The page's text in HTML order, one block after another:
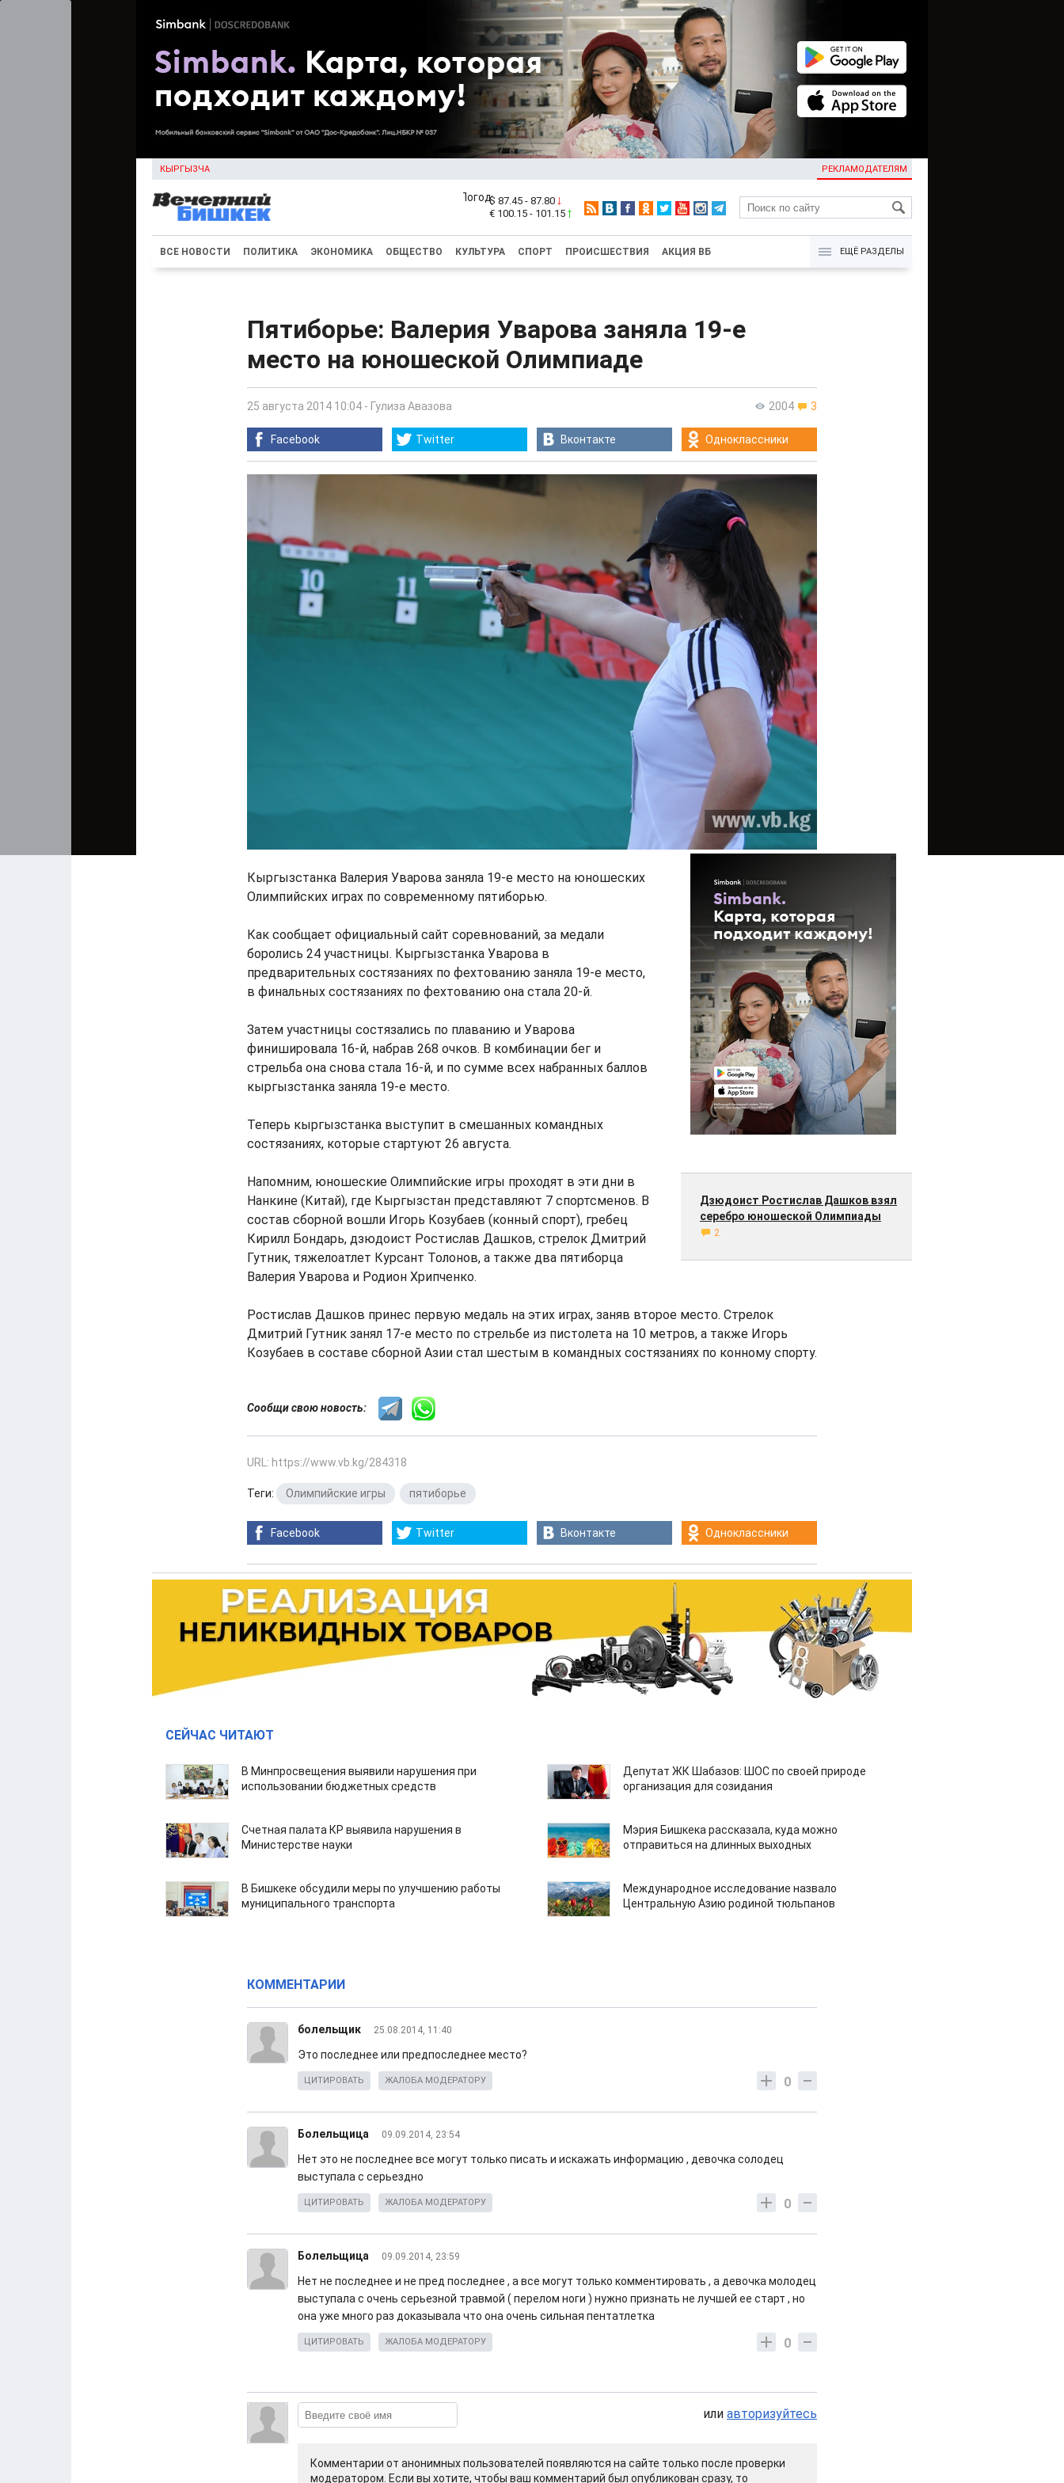
КЫРГЫЗЧА РЕКЛАМОДАТЕЛЯМ
KG
$ 87.45 - 87.80
€ 100.15 - 101.15
ВСЕ НОВОСТИ ПОЛИТИКА ЭКОНОМИКА ОБЩЕСТВО КУЛЬТУРА СПОРТ ПРОИСШЕСТВИЯ АКЦИЯ ВБ ЕЩЁ РАЗДЕЛЫ
Пятиборье: Валерия Уварова заняла 19-е
место на юношеской Олимпиаде
2004 3
25 августа 2014 10:04 - Гулиза Авазова
Facebook Twitter Вконтакте Одноклассники
Кыргызстанка Валерия Уварова заняла 19-е место на юношеских
Олимпийских играх по современному пятиборью.
Как сообщает официальный сайт соревнований, за медали
боролись 24 участницы. Кыргызстанка Уварова в
предварительных состязаниях по фехтованию заняла 19-е место,
в финальных состязаниях по фехтованию она стала 20-й.
Затем участницы состязались по плаванию и Уварова
финишировала 16-й, набрав 268 очков. В комбинации бег и
стрельба она снова стала 16-й, и по сумме всех набранных баллов
кыргызстанка заняла 19-е место.
Теперь кыргызстанка выступит в смешанных командных
состязаниях, которые стартуют 26 августа.
Дзюдоист Ростислав Дашков взял
серебро юношеской Олимпиады
2
Напомним, юношеские Олимпийские игры проходят в эти дни в
Нанкине (Китай), где Кыргызстан представляют 7 спортсменов. В
состав сборной вошли Игорь Козубаев (конный спорт), гребец
Кирилл Бондарь, дзюдоист Ростислав Дашков, стрелок Дмитрий
Гутник, тяжелоатлет Курсант Толонов, а также два пятиборца
Валерия Уварова и Родион Хрипченко.
Ростислав Дашков принес первую медаль на этих играх, заняв второе место. Стрелок
Дмитрий Гутник занял 17-е место по стрельбе из пистолета на 10 метров, а также Игорь
Козубаев в составе сборной Азии стал шестым в командных состязаниях по конному спорту.
Сообщи свою новость:
URL: https://www.vb.kg/284318
Теги: Олимпийские игры пятиборье
Facebook Twitter Вконтакте Одноклассники
СЕЙЧАС ЧИТАЮТ
В Минпросвещения выявили нарушения при
использовании бюджетных средств
Депутат ЖК Шабазов: ШОС по своей природе
организация для созидания
Счетная палата КР выявила нарушения в
Министерстве науки
Мэрия Бишкека рассказала, куда можно
отправиться на длинных выходных
В Бишкеке обсудили меры по улучшению работы
муниципального транспорта
Международное исследование назвало
Центральную Азию родиной тюльпанов
КОММЕНТАРИИ
болельщик 25.08.2014, 11:40
Это последнее или предпоследнее место?
0
ЦИТИРОВАТЬ ЖАЛОБА МОДЕРАТОРУ
Болельщица 09.09.2014, 23:54
Нет это не последнее все могут только писать и искажать информацию , девочка солодец
выступала с серьездно
0
ЦИТИРОВАТЬ ЖАЛОБА МОДЕРАТОРУ
Болельщица 09.09.2014, 23:59
Нет не последнее и не пред последнее , а все могут только комментировать , а девочка молодец
выступала с очень серьезной травмой ( перелом ноги ) нужно признать не лучшей ее старт , но
она уже много раз доказывала что она очень сильная пентатлетка
0
ЦИТИРОВАТЬ ЖАЛОБА МОДЕРАТОРУ
или авторизуйтесь
Комментарии от анонимных пользователей появляются на сайте только после проверки
модератором. Если вы хотите, чтобы ваш комментарий был опубликован сразу, то